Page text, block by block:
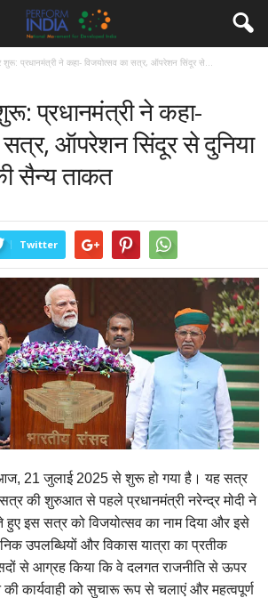
प्रधानमंत्री ने कहा- विजयोत्सव का सत्र, ऑपरेशन सिंदूर से...
प्रधानमंत्री ने कहा-
सत्र, ऑपरेशन सिंदूर से दुनिया
सैन्य ताकत
Twitter
21 जुलाई 2025 से शुरू हो गया है। यह सत्र
की शुरुआत से पहले प्रधानमंत्री नरेन्द्र मोदी ने
हुए इस सत्र को विजयोत्सव का नाम दिया और इसे
उपलब्धियों और विकास यात्रा का प्रतीक
से आग्रह किया कि वे दलगत राजनीति से ऊपर
कार्यवाही को सुचारू रूप से चलाएं और महत्वपूर्ण